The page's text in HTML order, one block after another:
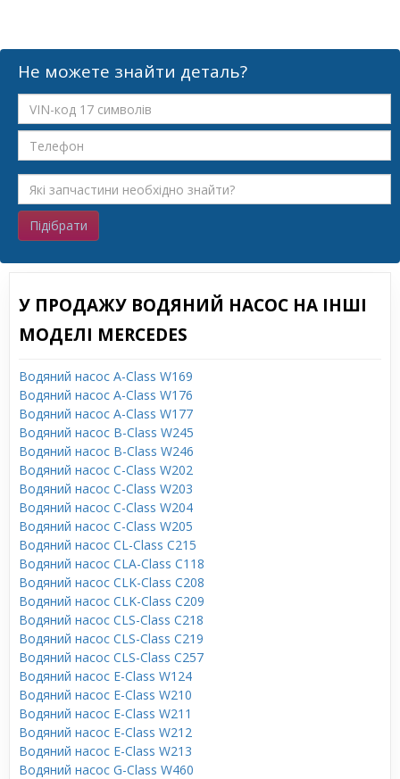
Не можете знайти деталь?
Підібрати
У ПРОДАЖУ ВОДЯНИЙ НАСОС НА ІНШІ
МОДЕЛІ MERCEDES
Водяний насос A-Class W169
Водяний насос A-Class W176
Водяний насос A-Class W177
Водяний насос B-Class W245
Водяний насос B-Class W246
Водяний насос C-Class W202
Водяний насос C-Class W203
Водяний насос C-Class W204
Водяний насос C-Class W205
Водяний насос CL-Class C215
Водяний насос CLA-Class C118
Водяний насос CLK-Class C208
Водяний насос CLK-Class C209
Водяний насос CLS-Class C218
Водяний насос CLS-Class C219
Водяний насос CLS-Class C257
Водяний насос E-Class W124
Водяний насос E-Class W210
Водяний насос E-Class W211
Водяний насос E-Class W212
Водяний насос E-Class W213
Водяний насос G-Class W460